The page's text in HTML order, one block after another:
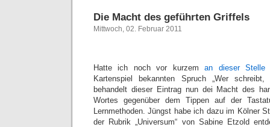
Die Macht des geführten Griffels
Mittwoch, 02. Februar 2011
Hatte ich noch vor kurzeman dieser Stelle
Kartenspiel bekannten Spruch „Wer
behandelt dieser Eintrag nun dei Macht des
Wortes gegenüber dem Tippen auf der
Lernmethoden. Jüngst habe ich dazu im Kölner
der Rubrik „Universum“ von Sabine Etzold